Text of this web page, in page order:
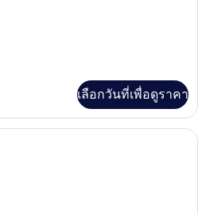
เลือกวันที่เพื่อดูราคา
Suite Eiffel Haute Couture | บริเวณนั่ง